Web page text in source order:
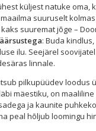
küljest natuke
suuruselt
suuremat jõge –
: Buda
ilu. Seejärel
linnale.
pilkupüüdev
mäestiku, on
ja kaunite
peal hõljub loomingu